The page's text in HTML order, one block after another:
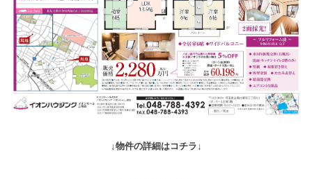
↓物件の詳細はコチラ↓